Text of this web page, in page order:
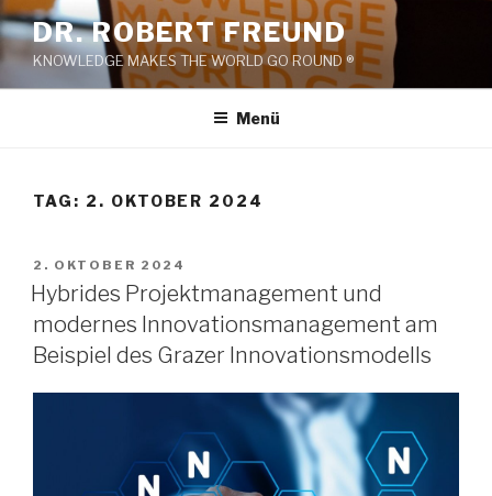
Zum
Inhalt
springen
DR. ROBERT FREUND
KNOWLEDGE MAKES THE WORLD GO ROUND ®
Menü
TAG: 2. OKTOBER 2024
VERÖFFENTLICHT
AM
2. OKTOBER 2024
Hybrides Projektmanagement und
modernes Innovationsmanagement am
Beispiel des Grazer Innovationsmodells